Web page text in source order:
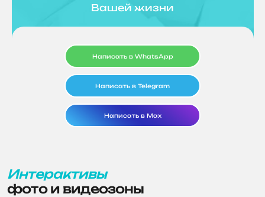
Вашей жизни
Написать в WhatsApp
Написать в Telegram
Написать в Max
Интерактивы
фото и видеозоны